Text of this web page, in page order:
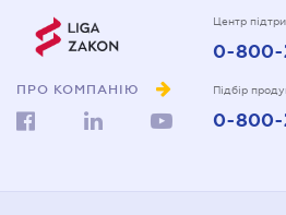
ПРО КОМПАНІЮ
Центр
0-800-
Підбір
0-800-